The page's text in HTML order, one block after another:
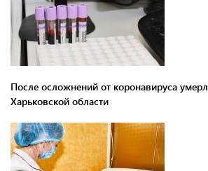
После осложнений от коронавируса
Харьковской области